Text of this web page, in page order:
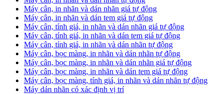
Máy cân, in nhãn và dán nhãn giá tự động
Máy cân, in nhãn và dán tem giá tự động
Máy cân, tính giá, in nhãn và dán nhãn giá tự động
Máy cân, tính giá, in nhãn và dán tem giá tự động
Máy cân, tính giá, in nhãn và dán nhãn tự động
Máy cân, bọc màng, in nhãn và dán nhãn tự động
Máy cân, bọc màng, in nhãn và dán nhãn giá tự động
Máy cân, bọc màng, in nhãn và dán tem giá tự động
Máy cân, bọc màng, tính giá, in nhãn và dán nhãn tự động
Máy dán nhãn có xác định vị trí